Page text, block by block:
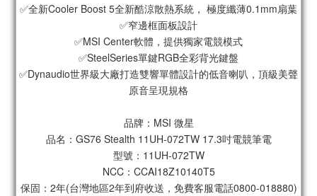
✅全新Cooler Boost 5全新酷涼散熱系統， 極度纖薄0.1mm扇葉
✅窄邊框面板設計
✅MSI Center軟體，提供獨家電競模式
✅SteelSeries單鍵RGB全彩背光鍵盤
✅Dynaudio世界級大廠打造雙響單體設計的低音喇叭，頂級美聲
原音呈現規格
品牌：MSI 微星
品名：GS76 Stealth 11UH-072TW 17.3吋電競筆電
型號：11UH-072TW
NCC：CCAI18Z10140T5
保固：2年(台灣地區2年到府收送，免費客服電話0800-018880)